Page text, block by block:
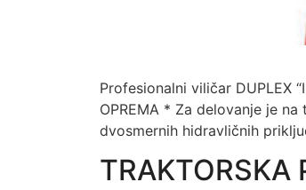
Profesionalni viličar DUPLEX
OPREMA * Za delovanje je
dvosmernih hidravličnih
TRAKTORSKA